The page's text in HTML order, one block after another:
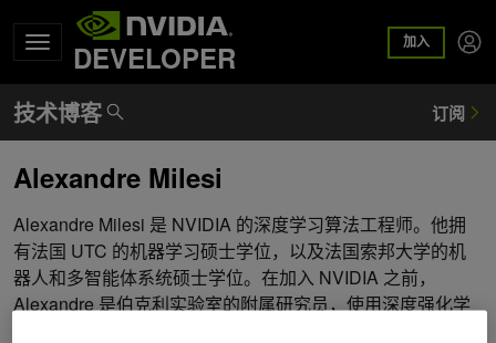
DEVELOPER 加入
Alexandre Milesi
Alexandre Milesi 是 NVIDIA 的深度学习算法工程师。他拥
有法国 UTC 的机器学习硕士学位，以及法国索邦大学的机
器人和多智能体系统硕士学位。在加入 NVIDIA 之前，
Alexandre 是伯克利实验室的附属研究员，使用深度强化学